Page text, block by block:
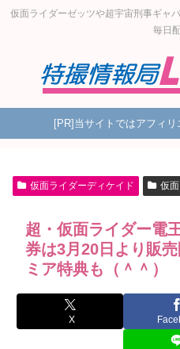
仮面ライダーゼッツや超宇宙刑事ギャ
毎日
[PR]当サイトではアフィ
仮面ライダーディケイド 仮
超・仮面ライダー電
券は3月20日より販
ミア特典も（＾＾）
X